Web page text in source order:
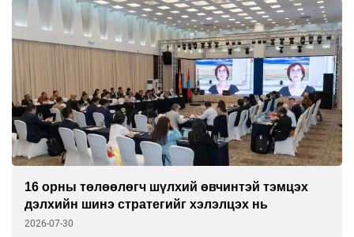
16 орны төлөөлөгч шүлхий өвчинтэй тэмцэх
дэлхийн шинэ стратегийг хэлэлцэх нь
2026-07-30